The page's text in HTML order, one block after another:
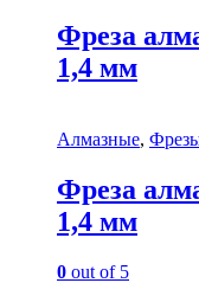
Фреза
1,4 мм
Алмазные,
Фреза
1,4 мм
0 out of 5